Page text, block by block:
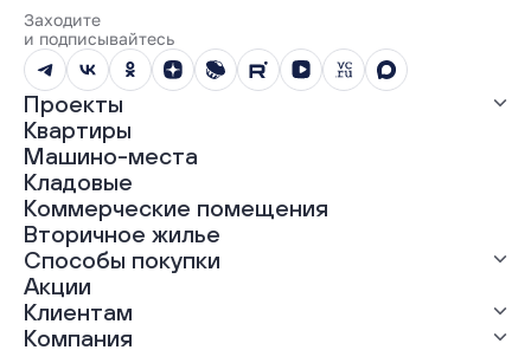
Заходите
и подписывайтесь
Проекты
Все проекты
ЖК «Абрикос»
ЖК «Гравитация»
ЖК «Грин Гарден»
ЖК «Динамика»
ЖК «Мохито»
ЖК «Современник»
ЖК «Янтарная долина»
Квартиры
Машино-места
Кладовые
Коммерческие помещения
Вторичное жилье
Способы покупки
Выгодная ипотека
Рассрочка
Акции
Клиентам
Компания